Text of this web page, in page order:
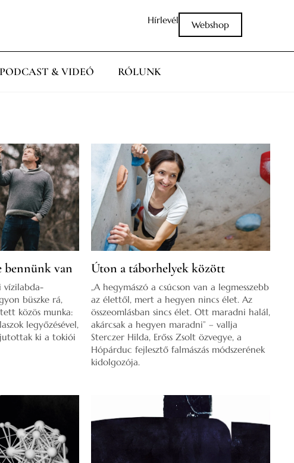
Hírlevél Webshop
PODCAST & VIDEÓ RÓLUNK
bennünk van
vízilabda-
büszke rá,
közös munka:
legyőzésével,
ki a tokiói
Úton a táborhelyek között
„A hegymászó a csúcson van a legmesszebb
az élettől, mert a hegyen nincs élet. Az
összeomlásban sincs élet. Ott maradni halál,
akárcsak a hegyen maradni” – vallja
Sterczer Hilda, Erőss Zsolt özvegye, a
Hópárduc fejlesztő falmászás módszerének
kidolgozója.